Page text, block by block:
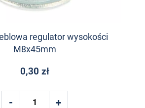
regulator wysokości
M8x45mm
0,30 zł